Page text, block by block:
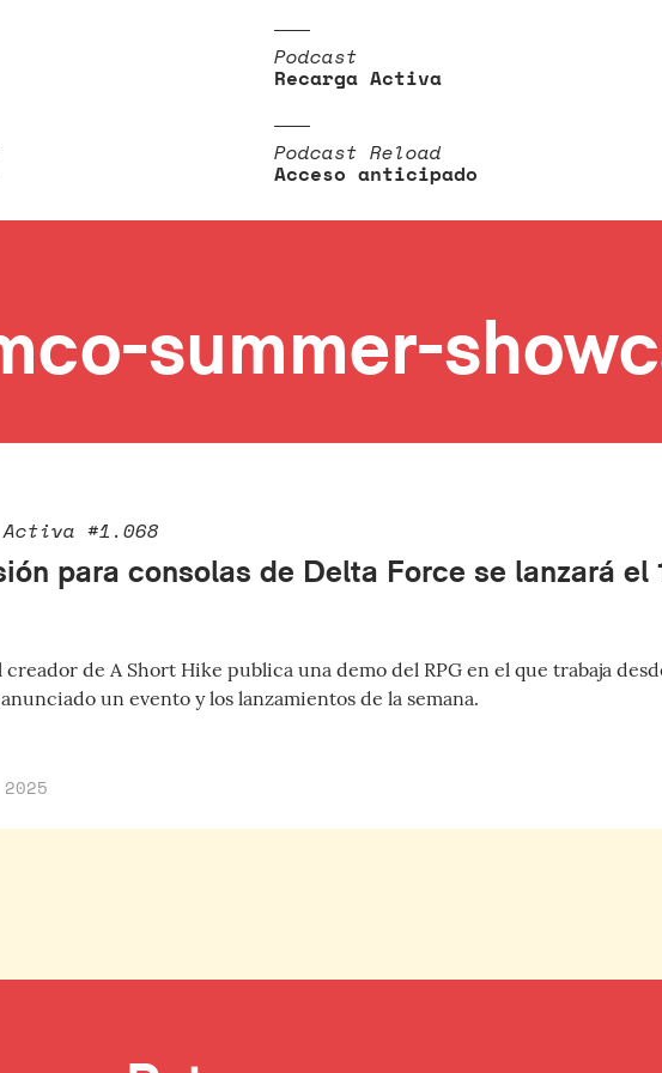
Podcast
Recarga Activa
Podcast Reload
Acceso anticipado
summer-
Activa #1.068
para consolas de Delta Force se lanzará el
creador de A Short Hike publica una demo del RPG en el que trabaja
un evento y los lanzamientos de la semana.